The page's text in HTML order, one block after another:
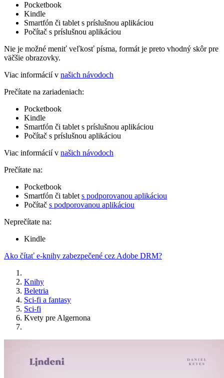
Pocketbook
Kindle
Smartfón či tablet s príslušnou aplikáciou
Počítač s príslušnou aplikáciou
Nie je možné meniť veľkosť písma, formát je preto vhodný skôr pre
väčšie obrazovky.
Viac informácií v našich návodoch
Prečítate na zariadeniach:
Pocketbook
Kindle
Smartfón či tablet s príslušnou aplikáciou
Počítač s príslušnou aplikáciou
Viac informácií v našich návodoch
Prečítate na:
Pocketbook
Smartfón či tablet s podporovanou aplikáciou
Počítač s podporovanou aplikáciou
Neprečítate na:
Kindle
Ako čítať e-knihy zabezpečené cez Adobe DRM?
Knihy
Beletria
Sci-fi a fantasy
Sci-fi
Kvety pre Algernona